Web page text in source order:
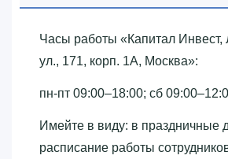
Часы работы «‎Капитал Инвест,
ул., 171, корп. 1А, Москва»‎:
пн-пт 09:00–18:00; сб
Имейте в виду: в праздничные
расписание работы